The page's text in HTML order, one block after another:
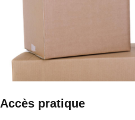
Accès pratique